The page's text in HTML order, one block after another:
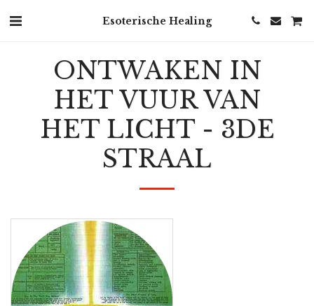
Esoterische Healing
ONTWAKEN IN
HET VUUR VAN
HET LICHT - 3DE
STRAAL